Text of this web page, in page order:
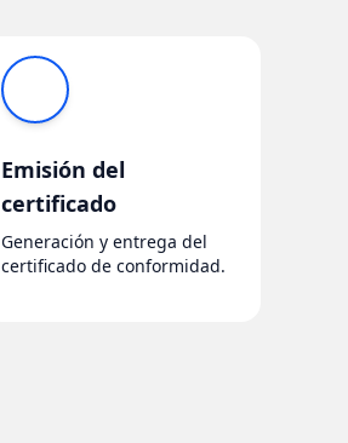
Emisión del
certificado
Generación y entrega del
certificado de conformidad.